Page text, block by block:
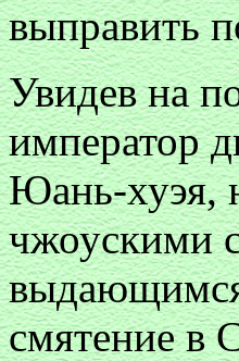
выправить
Увидев на
император
Юань-хуэя,
чжоускими
выдающимся
смятение в